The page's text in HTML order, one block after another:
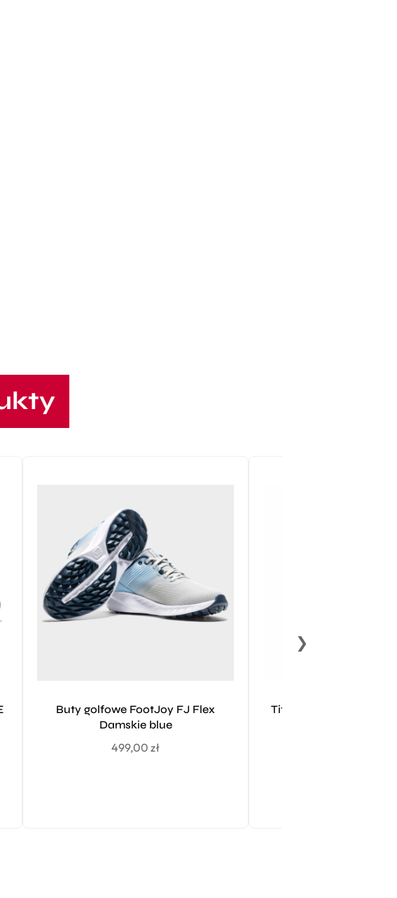
Buty golfowe FootJoy FJ Flex
Damskie blue
499,00zł
Titleist Players Męska
❯